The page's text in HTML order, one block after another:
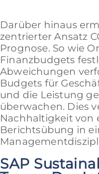
Darüber hinaus
zentrierter Ansatz
Prognose. So wie
Finanzbudgets
Abweichungen
Budgets für
und die Leistung
überwachen. Dies
Nachhaltigkeit von
Berichtsübung in
SAP